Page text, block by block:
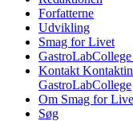
Forfatterne
Udvikling
Smag for Livet
GastroLabCollege
Kontakt
GastroLabCollege
Om Smag for
Søg